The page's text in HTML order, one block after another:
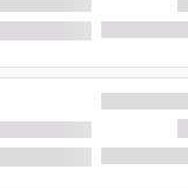
و خدمات
مشهد امکانات و